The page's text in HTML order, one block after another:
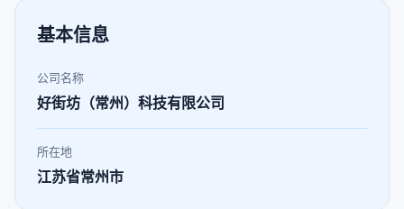
基本信息
公司名称
好街坊（常州）科技有限公司
所在地
江苏省常州市